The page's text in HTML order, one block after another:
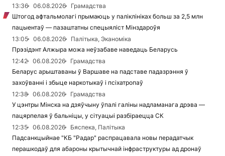
13:36
06.08.2026
Грамадства
Штогод афтальмолагі прымаюць у паліклініках больш за 2,5 млн
пацыентаў — пазаштатны спецыяліст Мінздароўя
13:05
06.08.2026
Палітыка, Эканоміка
Прэзідэнт Алжыра можа неўзабаве наведаць Беларусь
12:42
06.08.2026
Грамадства
Беларус арыштаваны ў Варшаве на падставе падазрэння ў
захоўванні і збыце наркотыкаў і псіхатропаў
12:38
06.08.2026
Грамадства
У цэнтры Мінска на дзяўчыну ўпалі галіны надламанага дрэва —
пацярпелая ў бальніцы, у сітуацыі разбіраецца СК
12:35
06.08.2026
Бяспека, Палітыка
Падсанкцыйнае "КБ "Радар" распрацавала новы перадатчык
перашкодаў для абароны крытычнай інфраструктуры ад дронаў